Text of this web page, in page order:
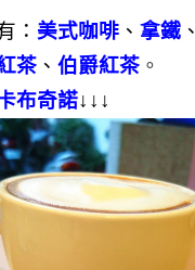
： 美式咖啡、 拿鐵、
茶、 伯爵紅茶。
布奇諾↓↓↓